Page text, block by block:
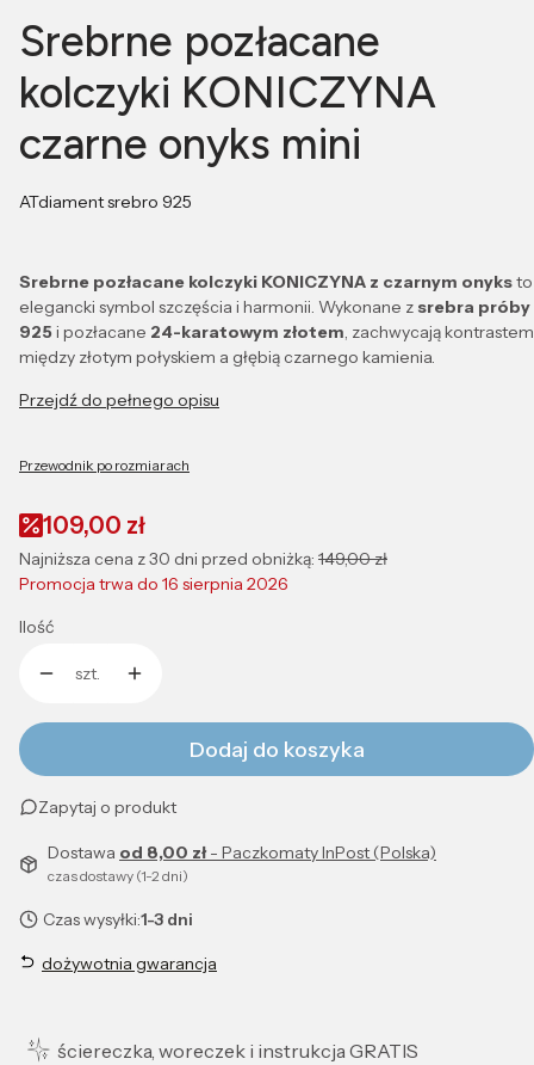
Srebrne pozłacane
kolczyki KONICZYNA
czarne onyks mini
ATdiament srebro 925
Srebrne pozłacane kolczyki KONICZYNA z czarnym onyksto
elegancki symbol szczęścia i harmonii. Wykonane z srebra próby
925i pozłacane 24-karatowym złotem, zachwycają kontrastem
między złotym połyskiem a głębią czarnego kamienia.
Przejdź do pełnego opisu
Przewodnik po rozmiarach
109,00 zł
Najniższa cena z 30 dni przed obniżką: 149,00 zł
Promocja trwa do 16 sierpnia 2026
Ilość
szt.
Dodaj do koszyka
Zapytaj o produkt
Dostawa od 8,00 zł- Paczkomaty InPost (Polska)
czas dostawy (1-2 dni)
Czas wysyłki:1-3 dni
dożywotnia gwarancja
ściereczka, woreczek i instrukcja GRATIS